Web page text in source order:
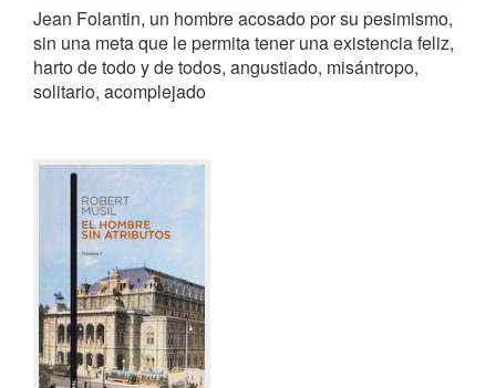
Jean Folantin, un hombre acosado por su pesimismo,
sin una meta que le permita tener una existencia feliz,
harto de todo y de todos, angustiado, misántropo,
solitario, acomplejado